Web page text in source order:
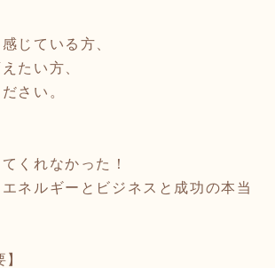
じている方、
たい方、
さい。
くれなかった！
ネルギーとビジネスと成功の本当